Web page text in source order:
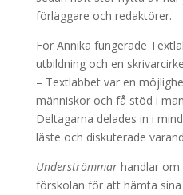
förläggare och redaktörer.
För Annika fungerade
utbildning och en
– Textlabbet var en
människor och få stöd i
Deltagarna delades in i
läste och diskuterade
Underströmmarhandlar om
förskolan för att hämta